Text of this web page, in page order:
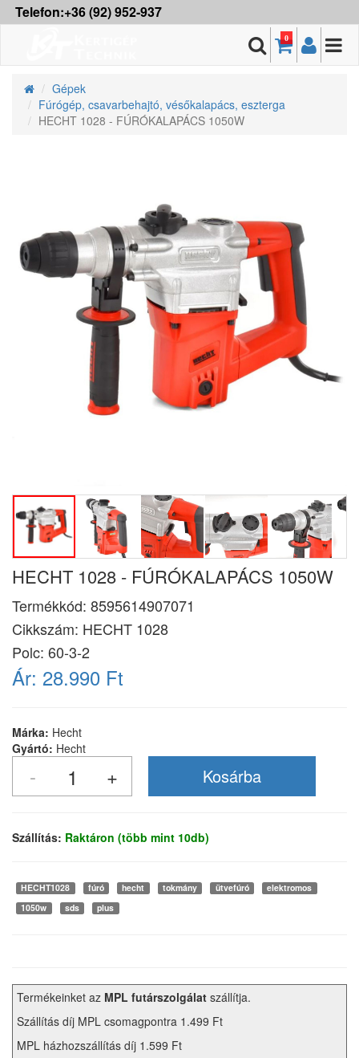
Telefon:+36 (92) 952-937
0
Gépek
Fúrógép, csavarbehajtó, vésőkalapács, eszterga
HECHT 1028 - FÚRÓKALAPÁCS 1050W
HECHT 1028 - FÚRÓKALAPÁCS 1050W
Termékkód: 8595614907071
Cikkszám: HECHT 1028
Polc: 60-3-2
Ár: 28.990 Ft
Márka: Hecht
Gyártó: Hecht
Szállítás: Raktáron (több mint 10db)
HECHT1028 fúró hecht tokmány ütvefúró
elektromos
1050w
sds plus
Termékeinket az MPL futárszolgálat szállítja.
Szállítás díj MPL csomagpontra 1.499 Ft
MPL házhozszállítás díj 1.599 Ft